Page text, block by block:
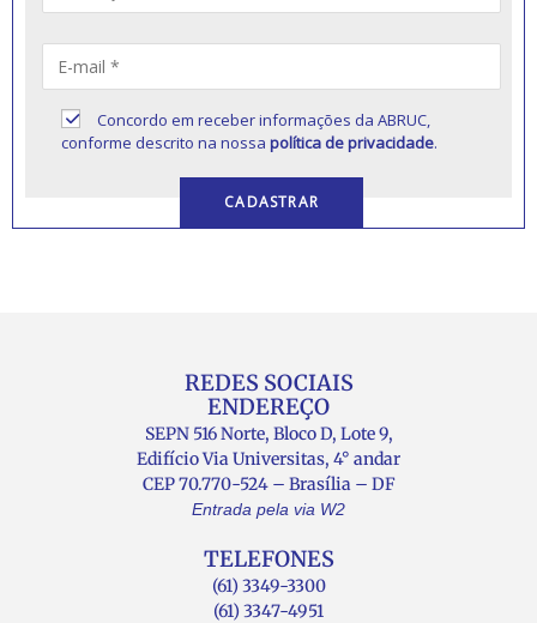
Concordo em receber informações da ABRUC,
conforme descrito na nossapolítica de privacidade.
REDES SOCIAIS
ENDEREÇO
SEPN 516 Norte, Bloco D, Lote 9,
Edifício Via Universitas, 4° andar
CEP 70.770-524 – Brasília – DF
Entrada pela via W2
TELEFONES
(61) 3349-3300
(61) 3347-4951